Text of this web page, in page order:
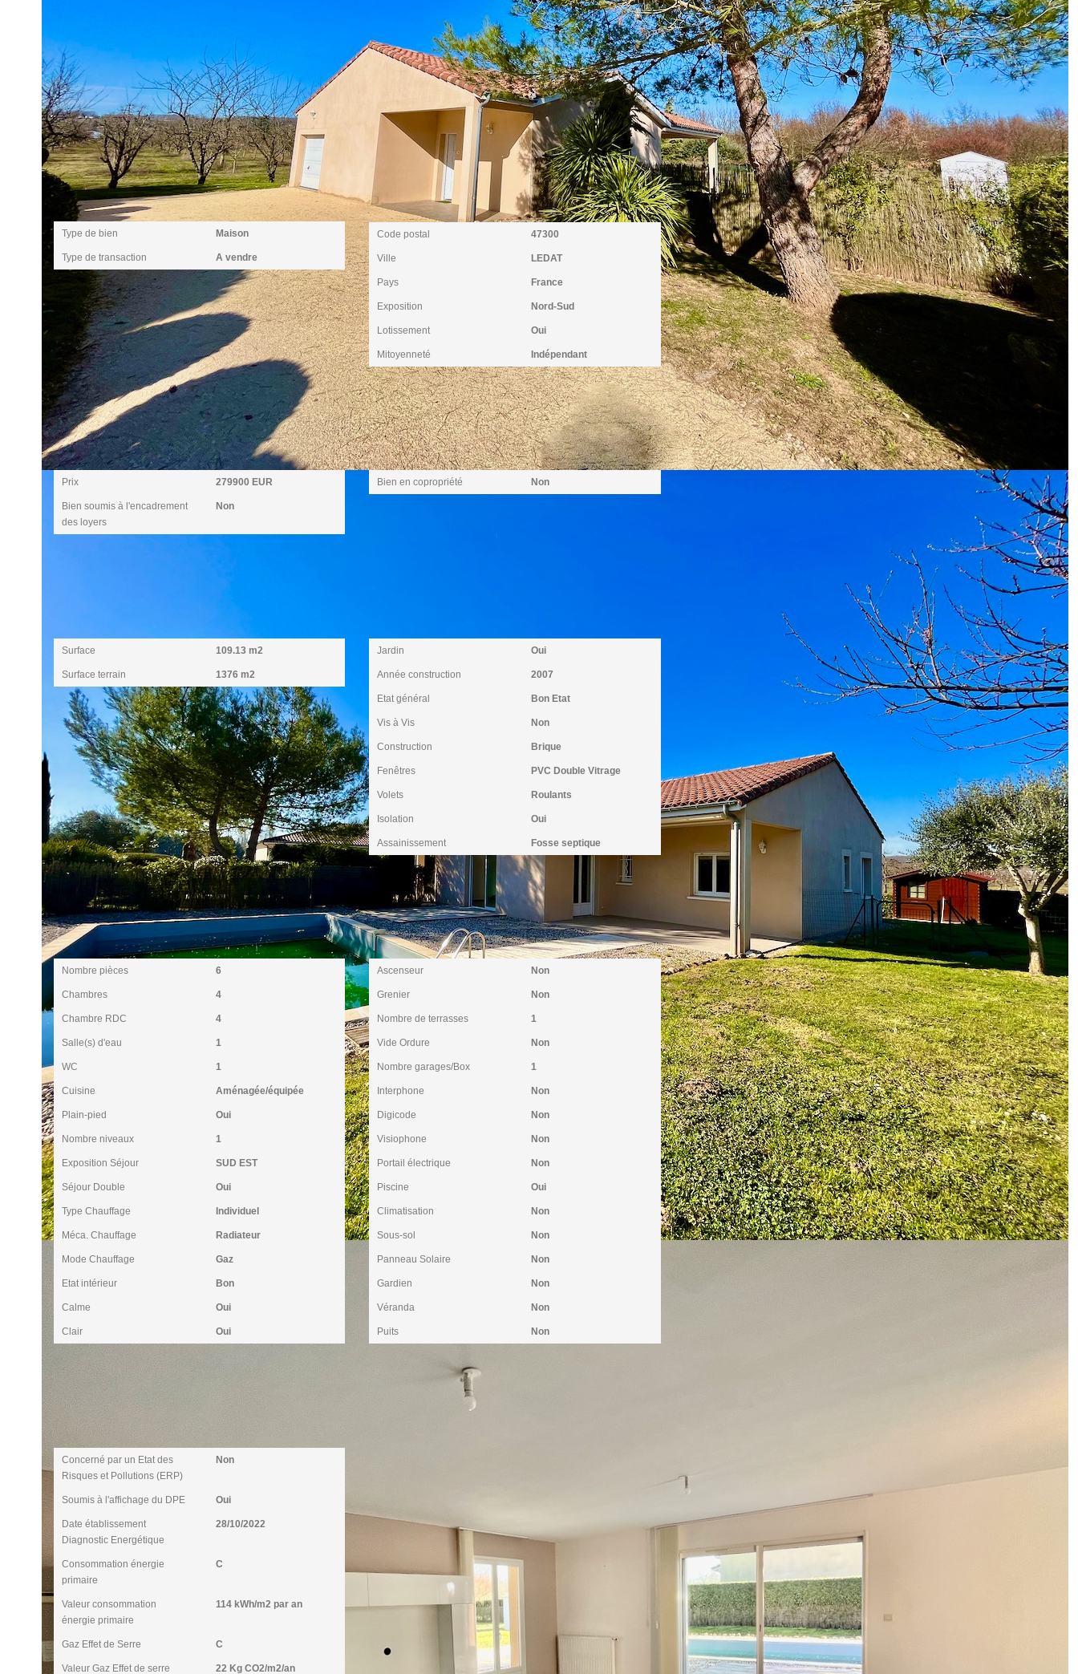
Nos honoraires
Caractéristiques détaillées
Général
Type de bien Maison
Type de transaction A vendre
Localisation
Code postal 47300
Ville LEDAT
Pays France
Exposition Nord-Sud
Lotissement Oui
Mitoyenneté Indépendant
Aspects financiers
Prix 279900 EUR
Bien soumis à l'encadrement
des loyers
Non
Copropriété
Bien en copropriété Non
Surface 109.13 m2
Surface terrain 1376 m2
Jardin Oui
Année construction 2007
Etat général Bon Etat
Vis à Vis Non
Construction Brique
Fenêtres PVC Double Vitrage
Volets Roulants
Isolation Oui
Assainissement Fosse septique
Intérieur
Nombre pièces 6
Chambres 4
Chambre RDC 4
Salle(s) d'eau 1
WC 1
Cuisine Aménagée/équipée
Plain-pied Oui
Nombre niveaux 1
Exposition Séjour SUD EST
Séjour Double Oui
Type Chauffage Individuel
Méca. Chauffage Radiateur
Mode Chauffage Gaz
Etat intérieur Bon
Calme Oui
Clair Oui
Autres
Ascenseur Non
Grenier Non
Nombre de terrasses 1
Vide Ordure Non
Nombre garages/Box 1
Interphone Non
Digicode Non
Visiophone Non
Portail électrique Non
Piscine Oui
Climatisation Non
Sous-sol Non
Panneau Solaire Non
Gardien Non
Véranda Non
Puits Non
Concerné par un Etat des
Risques et Pollutions (ERP)
Non
Soumis à l'affichage du DPE Oui
Date établissement
Diagnostic Energétique
28/10/2022
Consommation énergie
primaire
C
Valeur consommation
énergie primaire
114 kWh/m2 par an
Gaz Effet de Serre C
Valeur Gaz Effet de serre 22 Kg CO2/m2/an